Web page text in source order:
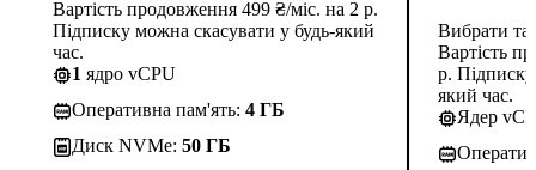
Вартість продовження 499 ₴/міс. на 2 р.
Підписку можна скасувати у будь-який
час.
1 ядро vCPU
Оперативна пам'ять: 4 ГБ
Диск NVMe: 50 ГБ
Вибрати
Вартість
р.
який час.
Ядер